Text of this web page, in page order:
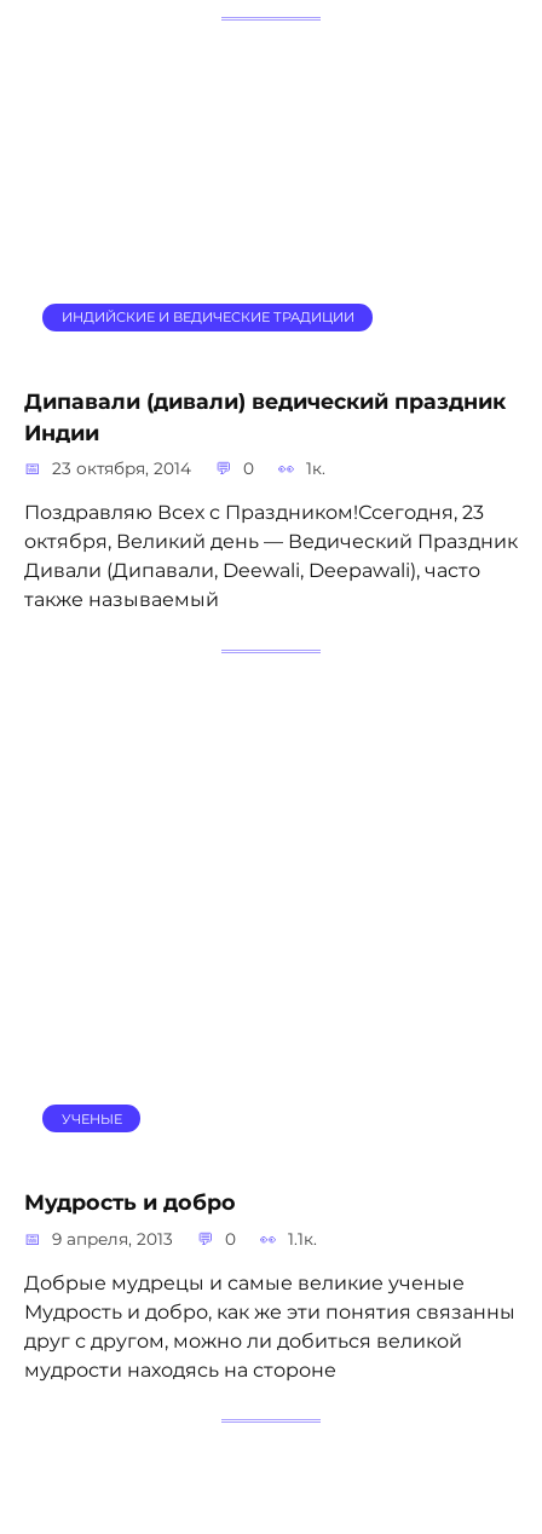
ИНДИЙСКИЕ И ВЕДИЧЕСКИЕ ТРАДИЦИИ
Дипавали (дивали) ведический праздник
Индии
23 октября, 2014 0 1к.
Поздравляю Всех с Праздником!Ссегодня, 23
октября, Великий день — Ведический Праздник
Дивали (Дипавали, Deewali, Deepawali), часто
также называемый
УЧЕНЫЕ
Мудрость и добро
9 апреля, 2013 0 1.1к.
Добрые мудрецы и самые великие ученые
Мудрость и добро, как же эти понятия связанны
друг с другом, можно ли добиться великой
мудрости находясь на стороне